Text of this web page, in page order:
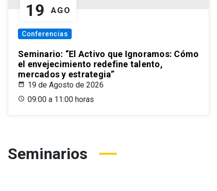
19 AGO
Conferencias
Seminario: “El Activo que Ignoramos: Cómo
el envejecimiento redefine talento,
mercados y estrategia”
19 de Agosto de 2026
09:00 a 11:00 horas
Seminarios